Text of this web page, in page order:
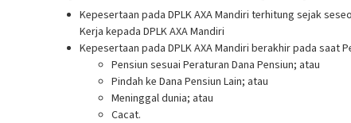
Kepesertaan pada DPLK AXA Mandiri terhitung sejak
Kerja kepada DPLK AXA Mandiri
Kepesertaan pada DPLK AXA Mandiri berakhir pada saat
Pensiun sesuai Peraturan Dana Pensiun; atau
Pindah ke Dana Pensiun Lain; atau
Meninggal dunia; atau
Cacat.